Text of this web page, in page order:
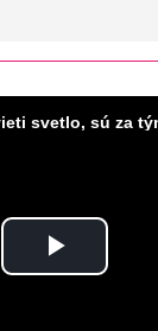
Play